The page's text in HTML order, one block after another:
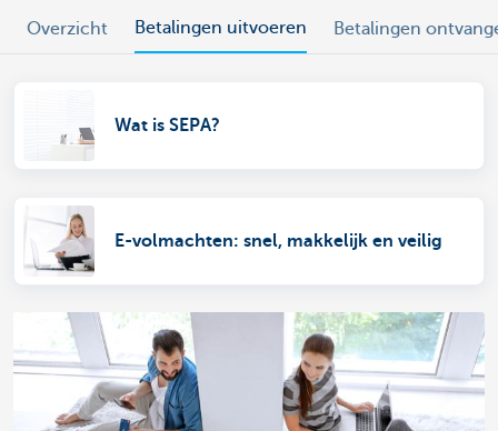
Overzicht Betalingen uitvoeren Betalingen
Wat is SEPA?
E-volmachten: snel, makkelijk en veilig